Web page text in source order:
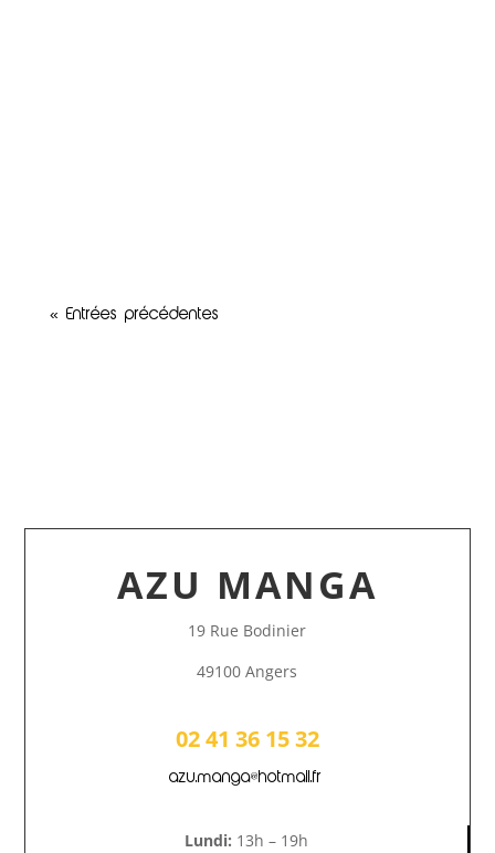
« Entrées précédentes
AZU MANGA
19 Rue Bodinier
49100 Angers
02 41 36 15 32
azu.manga@hotmail.fr
Lundi: 13h – 19h